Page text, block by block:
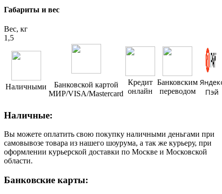
Габариты и вес
Вес, кг
1,5
Наличными
Банковской картой
МИР/VISA/Mastercard
Кредит
онлайн
Банковским
переводом
Пэй
Наличные:
Вы можете оплатить свою покупку наличными деньгами при
самовывозе товара из нашего шоурума, а так же курьеру, при
оформлении курьерской доставки по Москве и Московской
области.
Банковские карты: